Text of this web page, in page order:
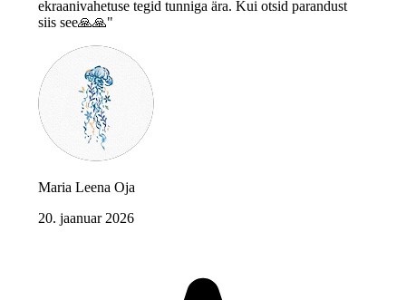
ekraanivahetuse tegid tunniga ära. Kui otsid parandust
siis see🙏🙏"
Maria Leena Oja
20. jaanuar 2026